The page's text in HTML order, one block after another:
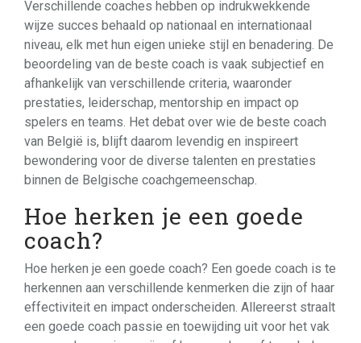
Verschillende coaches hebben op indrukwekkende
wijze succes behaald op nationaal en internationaal
niveau, elk met hun eigen unieke stijl en benadering. De
beoordeling van de beste coach is vaak subjectief en
afhankelijk van verschillende criteria, waaronder
prestaties, leiderschap, mentorship en impact op
spelers en teams. Het debat over wie de beste coach
van België is, blijft daarom levendig en inspireert
bewondering voor de diverse talenten en prestaties
binnen de Belgische coachgemeenschap.
Hoe herken je een goede
coach?
Hoe herken je een goede coach? Een goede coach is te
herkennen aan verschillende kenmerken die zijn of haar
effectiviteit en impact onderscheiden. Allereerst straalt
een goede coach passie en toewijding uit voor het vak